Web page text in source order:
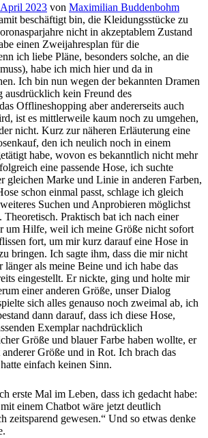
April 2023 von Maximilian Buddenbohm
beschäftigt bin, die Kleidungsstücke zu
nicht in akzeptablem Zustand
einen Zweijahresplan für die
ich liebe Pläne, besonders solche, an die
habe ich mich hier und da in
Ich bin nun wegen der bekannten Dramen
ausdrücklich kein Freund des
Offlineshopping aber andererseits auch
ist es mittlerweile kaum noch zu umgehen,
nicht. Kurz zur näheren Erläuterung eine
den ich neulich noch in einem
habe, wovon es bekanntlich nicht mehr
eine passende Hose, ich suchte
gleichen Marke und Linie in anderen Farben,
schon einmal passt, schlage ich gleich
Suchen und Anprobieren möglichst
Theoretisch. Praktisch bat ich nach einer
um Hilfe, weil ich meine Größe nicht sofort
fort, um mir kurz darauf eine Hose in
bringen. Ich sagte ihm, dass die mir nicht
länger als meine Beine und ich habe das
eingestellt. Er nickte, ging und holte mir
einer anderen Größe, unser Dialog
sich alles genauso noch zweimal ab, ich
dann darauf, dass ich diese Hose,
Exemplar nachdrücklich
Größe und blauer Farbe haben wollte, er
Größe und in Rot. Ich brach das
einfach keinen Sinn.
erste Mal im Leben, dass ich gedacht habe:
einem Chatbot wäre jetzt deutlich
zeitsparend gewesen.“ Und so etwas denke